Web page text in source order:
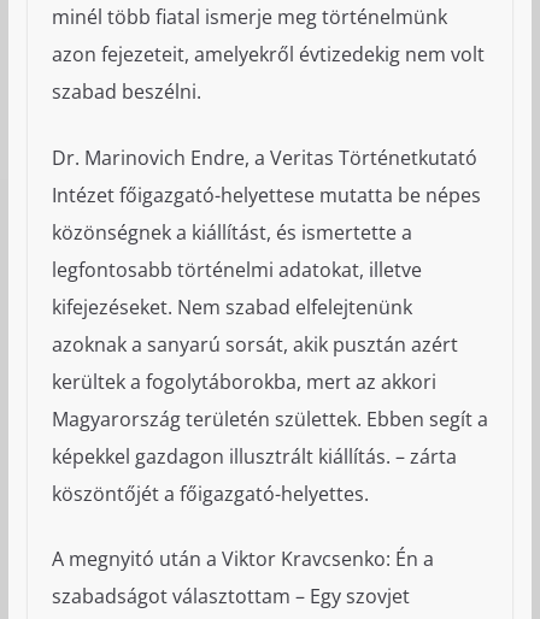
minél több fiatal ismerje meg történelmünk
azon fejezeteit, amelyekről évtizedekig nem volt
szabad beszélni.
Dr. Marinovich Endre, a Veritas Történetkutató
Intézet főigazgató-helyettese mutatta be népes
közönségnek a kiállítást, és ismertette a
legfontosabb történelmi adatokat, illetve
kifejezéseket. Nem szabad elfelejtenünk
azoknak a sanyarú sorsát, akik pusztán azért
kerültek a fogolytáborokba, mert az akkori
Magyarország területén születtek. Ebben segít a
képekkel gazdagon illusztrált kiállítás. – zárta
köszöntőjét a főigazgató-helyettes.
A megnyitó után a Viktor Kravcsenko: Én a
szabadságot választottam – Egy szovjet